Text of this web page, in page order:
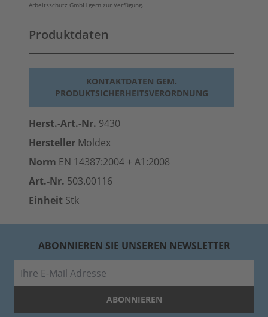
Arbeitsschutz GmbH gern zur Verfügung.
Produktdaten
KONTAKTDATEN GEM.
PRODUKTSICHERHEITSVERORDNUNG
Herst.-Art.-Nr. 9430
Hersteller Moldex
Norm EN 14387:2004 + A1:2008
Art.-Nr. 503.00116
Einheit Stk
ABONNIEREN SIE UNSEREN NEWSLETTER
ABONNIEREN